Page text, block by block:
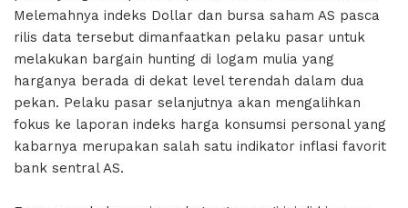
Melemahnya indeks Dollar dan bursa saham AS pasca
rilis data tersebut dimanfaatkan pelaku pasar untuk
melakukan bargain hunting di logam mulia yang
harganya berada di dekat level terendah dalam dua
pekan. Pelaku pasar selanjutnya akan mengalihkan
fokus ke laporan indeks harga konsumsi personal yang
kabarnya merupakan salah satu indikator inflasi favorit
bank sentral AS.